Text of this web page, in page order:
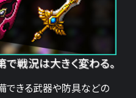
戦況は大きく変わる。
備できる武器や防具などの